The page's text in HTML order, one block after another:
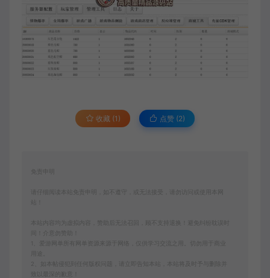
收藏 (1) 点赞 (2)
免责申明
请仔细阅读本站免责申明，如不遵守，或无法接受，请勿访问或使用本网
本站内容均为虚拟内容，赞助后无法召回，顾不支持退换！避免纠纷耽误时
间！介意勿赞助！
1、爱游网单所有网单资源来源于网络，仅供学习交流之用。切勿用于商业
2、如本帖侵犯到任何版权问题，请立即告知本站，本站将及时予与删除并
致以最深的歉意！